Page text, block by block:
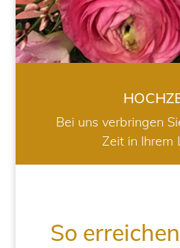
Bei uns verbringen
Zeit in Ihrem
So